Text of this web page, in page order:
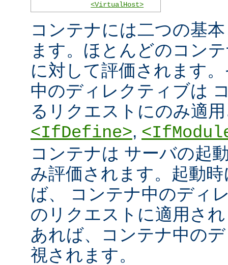
<VirtualHost>
コンテナには二つの基
ます。ほとんどのコン
に対して評価されます
中のディレクティブは
るリクエストにのみ適
<IfDefine>,
コンテナは サーバの起
み評価されます。起動
ば、 コンテナ中のディ
のリクエストに適用さ
あれば、コンテナ中の
視されます。